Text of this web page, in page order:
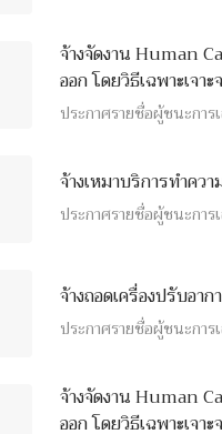
จ้างจัดงาน Human
ออก โดยวิธีเฉพาะเจาะ
ประกาศรายชื่อผู้ชนะการ
จ้างเหมาบริการทำคว
ประกาศรายชื่อผู้ชนะการ
จ้างถอดเครื่องปรับอา
ประกาศรายชื่อผู้ชนะการ
จ้างจัดงาน Human
ออก โดยวิธีเฉพาะเจาะ